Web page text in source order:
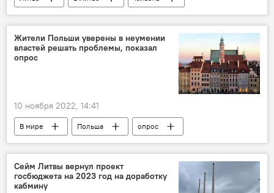
Политика
Экономика
Жители Польши уверены в неумении
властей решать проблемы, показал
опрос
10 ноября 2022, 14:41
В мире Польша
опрос
жители
Сейм Литвы вернул проект
госбюджета на 2023 год на доработку
кабмину